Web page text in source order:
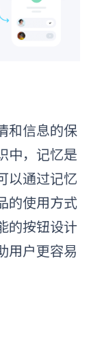
和信息的保
中，记忆是
以通过记忆
的使用方式
的按钮设计
用户更容易